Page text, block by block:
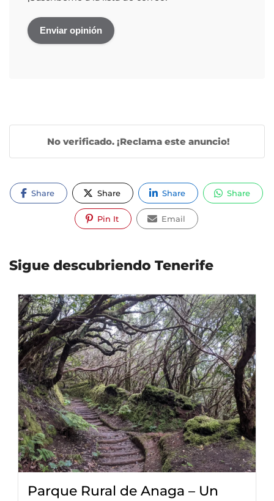
No verificado. ¡Reclama este anuncio!
Share Share Share Share
Pin It Email
Sigue descubriendo Tenerife
Parque Rural de Anaga – Un